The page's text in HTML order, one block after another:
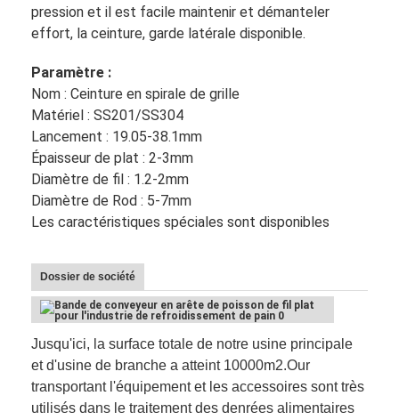
pression et il est facile maintenir et démanteler
effort, la ceinture, garde latérale disponible.
Paramètre :
Nom : Ceinture en spirale de grille
Matériel : SS201/SS304
Lancement : 19.05-38.1mm
Épaisseur de plat : 2-3mm
Diamètre de fil : 1.2-2mm
Diamètre de Rod : 5-7mm
Les caractéristiques spéciales sont disponibles
Dossier de société
Jusqu'ici, la surface totale de notre usine principale
et d'usine de branche a atteint 10000m2.Our
transportant l'équipement et les accessoires sont très
utilisés dans le traitement des denrées alimentaires